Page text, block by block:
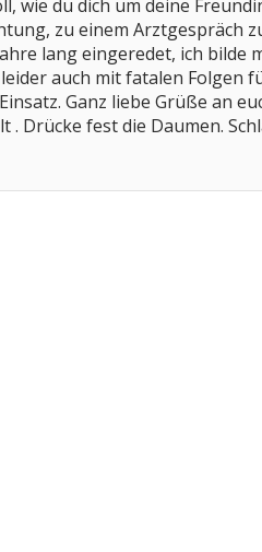
wie du dich um deine
zu einem Arztgespräch
lang eingeredet, ich bilde
auch mit fatalen Folgen
Ganz liebe Grüße an
. Drücke fest die Daumen.